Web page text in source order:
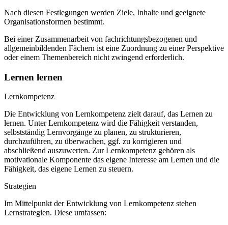
Nach diesen Festlegungen werden Ziele, Inhalte und geeignete
Organisationsformen bestimmt.
Bei einer Zusammenarbeit von fachrichtungsbezogenen und
allgemeinbildenden Fächern ist eine Zuordnung zu einer Perspektive
oder einem Themenbereich nicht zwingend erforderlich.
Lernen lernen
Lernkompetenz
Die Entwicklung von Lernkompetenz zielt darauf, das Lernen zu
lernen. Unter Lernkompetenz wird die Fähigkeit verstanden,
selbstständig Lernvorgänge zu planen, zu strukturieren,
durchzuführen, zu überwachen, ggf. zu korrigieren und
abschließend auszuwerten. Zur Lernkompetenz gehören als
motivationale Komponente das eigene Interesse am Lernen und die
Fähigkeit, das eigene Lernen zu steuern.
Strategien
Im Mittelpunkt der Entwicklung von Lernkompetenz stehen
Lernstrategien. Diese umfassen: